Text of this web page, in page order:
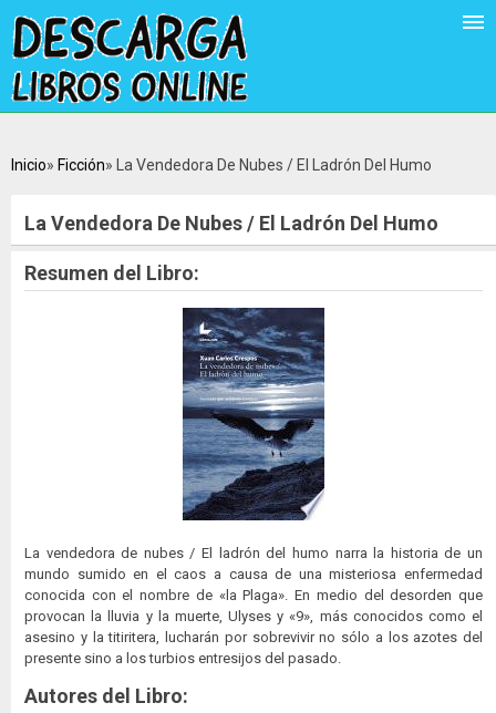
Inicio Ficción La Vendedora De Nubes / El Ladrón Del Humo
La Vendedora De Nubes / El Ladrón Del Humo
Resumen del Libro:
La vendedora de nubes / El ladrón del humo narra la historia de un
mundo sumido en el caos a causa de una misteriosa enfermedad
conocida con el nombre de «la Plaga». En medio del desorden que
provocan la lluvia y la muerte, Ulyses y «9», más conocidos como el
asesino y la titiritera, lucharán por sobrevivir no sólo a los azotes del
presente sino a los turbios entresijos del pasado.
Autores del Libro: